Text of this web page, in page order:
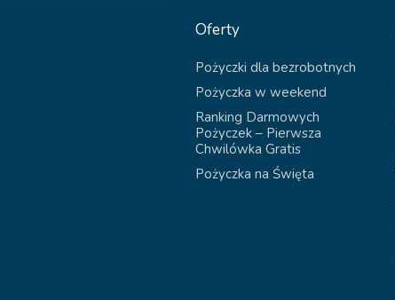
Oferty
Pożyczki dla bezrobotnych
Pożyczka w weekend
Ranking Darmowych
Pożyczek – Pierwsza
Chwilówka Gratis
Pożyczka na Święta